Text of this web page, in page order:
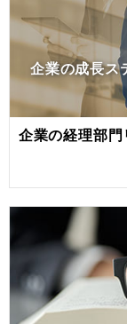
企業の成長ス
企業の経理部